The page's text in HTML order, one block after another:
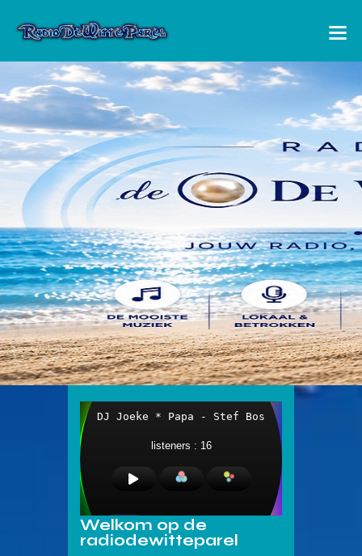
Welkom op de
radiodewitteparel